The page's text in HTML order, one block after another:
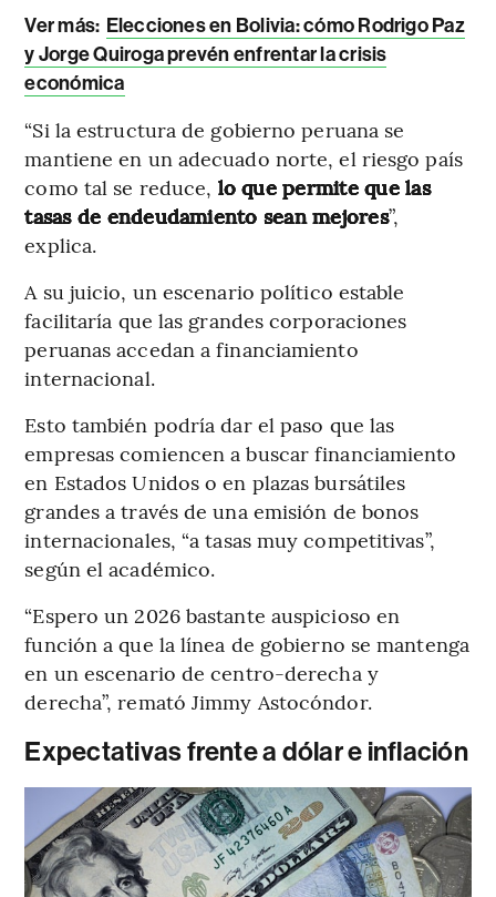
Ver más: Elecciones en Bolivia: cómo Rodrigo Paz
y Jorge Quiroga prevén enfrentar la crisis
económica
“Si la estructura de gobierno peruana se
mantiene en un adecuado norte, el riesgo país
como tal se reduce, lo que permite que las
tasas de endeudamiento sean mejores”,
explica.
A su juicio, un escenario político estable
facilitaría que las grandes corporaciones
peruanas accedan a financiamiento
internacional.
Esto también podría dar el paso que las
empresas comiencen a buscar financiamiento
en Estados Unidos o en plazas bursátiles
grandes a través de una emisión de bonos
internacionales, “a tasas muy competitivas”,
según el académico.
“Espero un 2026 bastante auspicioso en
función a que la línea de gobierno se mantenga
en un escenario de centro-derecha y
derecha”, remató Jimmy Astocóndor.
Expectativas frente a dólar e inflación